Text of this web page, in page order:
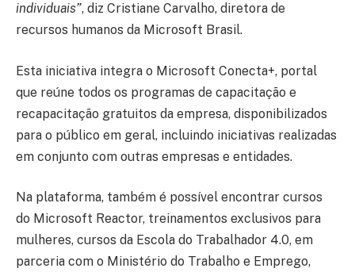
individuais”, diz Cristiane Carvalho, diretora de
recursos humanos da Microsoft Brasil.
Esta iniciativa integra o Microsoft Conecta+, portal
que reúne todos os programas de capacitação e
recapacitação gratuitos da empresa, disponibilizados
para o público em geral, incluindo iniciativas realizadas
em conjunto com outras empresas e entidades.
Na plataforma, também é possível encontrar cursos
do Microsoft Reactor, treinamentos exclusivos para
mulheres, cursos da Escola do Trabalhador 4.0, em
parceria com o Ministério do Trabalho e Emprego,